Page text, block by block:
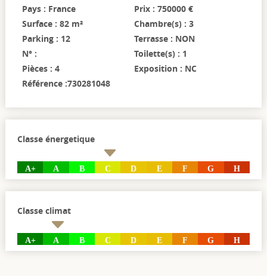
Pays : France
Surface : 82 m²
Parking : 12
N° :
Pièces : 4
Référence :730281048
Prix : 750000 €
Chambre(s) : 3
Terrasse : NON
Toilette(s) : 1
Exposition : NC
Classe énergetique
A+ A B C D E F G H
Classe climat
A+ A B C D E F G H